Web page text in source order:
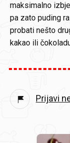
maksimalno
pa zato puding
probati nešto
kakao ili
Prijavi